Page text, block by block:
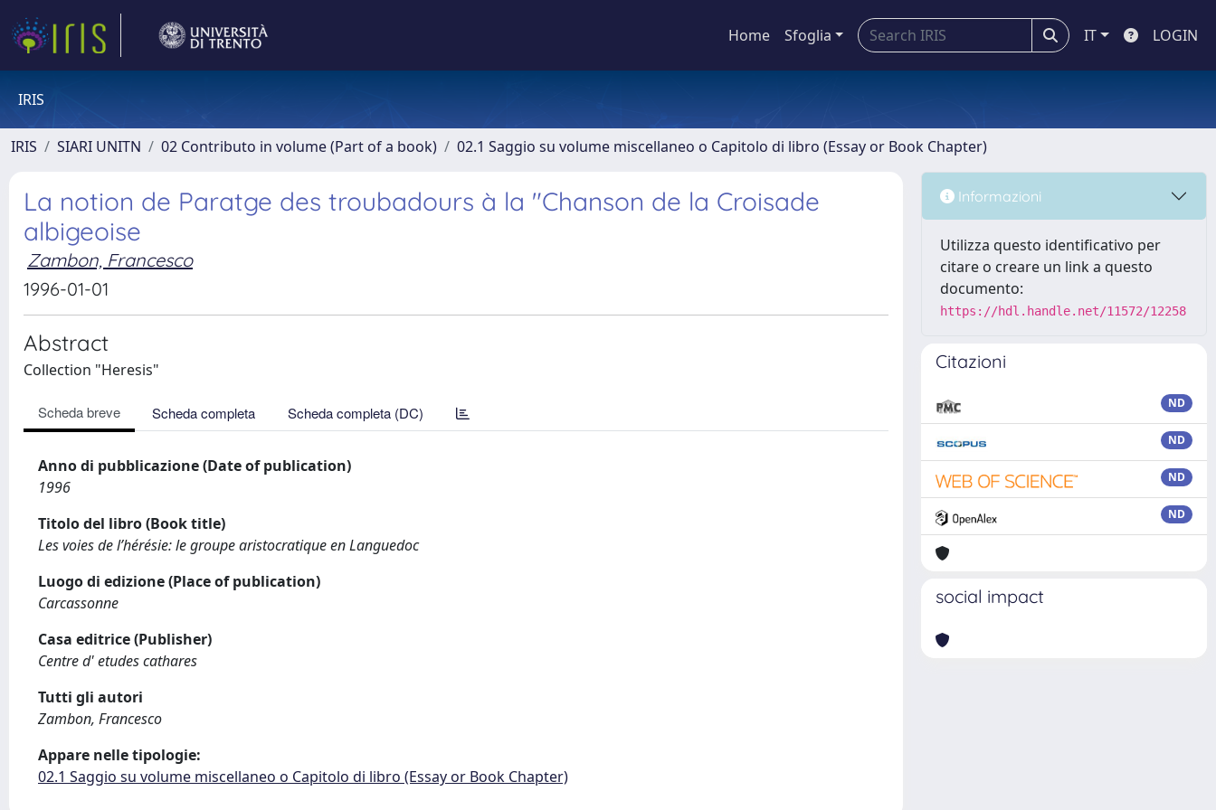
Home Sfoglia IT LOGIN
IRIS
IRIS SIARI UNITN 02 Contributo in volume (Part of a book) 02.1 Saggio su volume miscellaneo o Capitolo di libro (Essay or Book Chapter)
La notion de Paratge des troubadours à la "Chanson de la Croisade
albigeoise
Zambon, Francesco
1996-01-01
Abstract
Collection "Heresis"
Scheda breve Scheda completa Scheda completa (DC)
Anno di pubblicazione (Date of publication)
1996
Titolo del libro (Book title)
Les voies de l’hérésie: le groupe aristocratique en Languedoc
Luogo di edizione (Place of publication)
Carcassonne
Casa editrice (Publisher)
Centre d' etudes cathares
Tutti gli autori
Zambon, Francesco
Appare nelle tipologie:
02.1 Saggio su volume miscellaneo o Capitolo di libro (Essay or Book Chapter)
Informazioni
Utilizza questo identificativo per
citare o creare un link a questo
documento:
https://hdl.handle.net/11572/12258
Citazioni
ND
ND
ND
ND
social impact